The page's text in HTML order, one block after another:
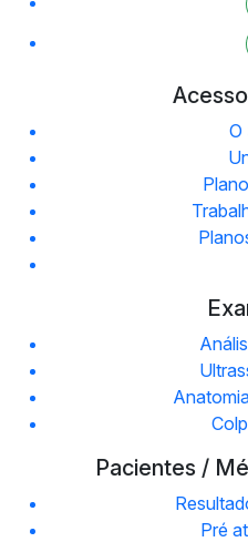
O
Pacientes /
Pré